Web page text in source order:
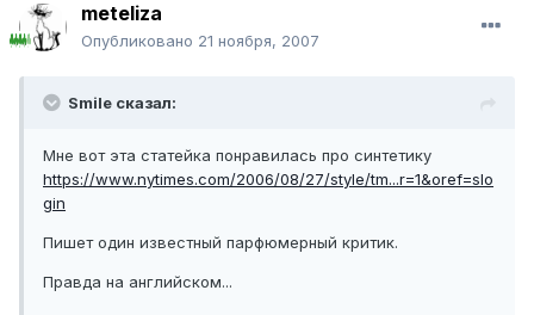
meteliza
Опубликовано 21 ноября, 2007
Smile сказал:
Мне вот эта статейка понравилась про синтетику
https://www.nytimes.com/2006/08/27/style/tm...r=1&oref=slo
gin
Пишет один известный парфюмерный критик.
Правда на английском...